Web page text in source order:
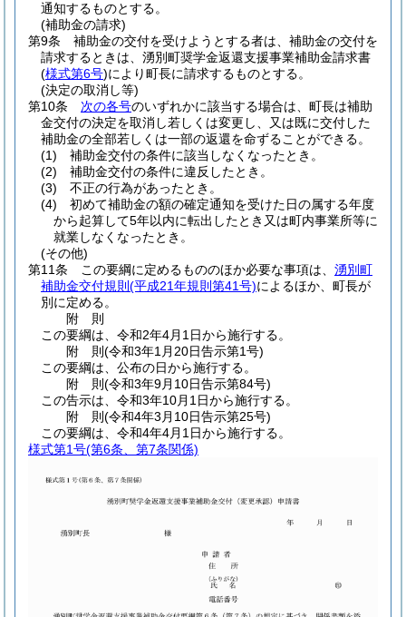
通知するものとする。
(補助金の請求)
第9条
補助金の交付を受けようとする者は、補助金の交付を
請求するときは、湧別町奨学金返還支援事業補助金請求書
(様式第6号)により町長に請求するものとする。
(決定の取消し等)
第10条
次の各号のいずれかに該当する場合は、町長は補助
金交付の決定を取消し若しくは変更し、又は既に交付した
補助金の全部若しくは一部の返還を命ずることができる。
(1)
補助金交付の条件に該当しなくなったとき。
(2)
補助金交付の条件に違反したとき。
(3)
不正の行為があったとき。
(4)
初めて補助金の額の確定通知を受けた日の属する年度
から起算して5年以内に転出したとき又は町内事業所等に
就業しなくなったとき。
(その他)
第11条
この要綱に定めるもののほか必要な事項は、 湧別町
補助金交付規則 (平成21年規則第41号)によるほか、町長が
別に定める。
附 則
この要綱は、令和2年4月1日から施行する。
附 則(令和3年1月20日告示第1号)
この要綱は、公布の日から施行する。
附 則(令和3年9月10日告示第84号)
この告示は、令和3年10月1日から施行する。
附 則(令和4年3月10日告示第25号)
この要綱は、令和4年4月1日から施行する。
様式第1号(第6条、第7条関係)